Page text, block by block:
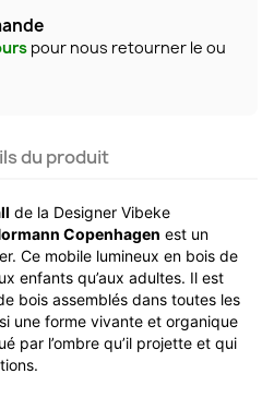
pour nous retourner le ou
du produit
de la Designer Vibeke
Copenhagen est un
Ce mobile lumineux en bois de
enfants qu’aux adultes. Il est
bois assemblés dans toutes les
une forme vivante et organique
par l’ombre qu’il projette et qui